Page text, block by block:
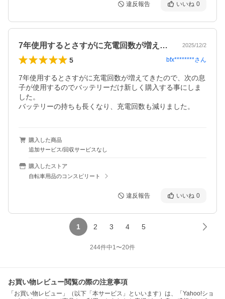
違反報告 いいね 0
7年使用するとさすがに充電回数が増えて… 2025/12/2
5 bfx********さん
7年使用するとさすがに充電回数が増えてきたので、次の息
子が使用するのでバッテリーだけ新しく購入する事にしま
した。
バッテリーの持ちも長くなり、充電回数も減りました。
購入した商品
追加サービス/回収サービスなし
購入したストア
自転車用品のコンスピリート
違反報告 いいね 0
1 2 3 4 5
244件中1〜20件
お買い物レビュー閲覧の際の注意事項
「お買い物レビュー」（以下「本サービス」といいます）は、「Yahoo!ショ